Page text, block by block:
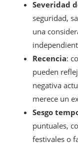
Severidad
seguridad,
una
Recencia:
pueden
negativa
merece un
Sesgo
puntuales,
festivales o